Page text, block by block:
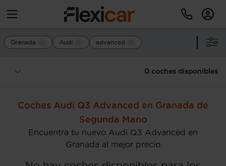
Granada Audi advanced
0 coches disponibles
Coches Audi Q3 Advanced en Granada de
Segunda Mano
Encuentra tu nuevo Audi Q3 Advanced en
Granada al mejor precio